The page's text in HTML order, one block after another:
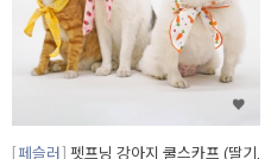
페슬러
펫프닝 강아지 쿨스카프 (딸기,